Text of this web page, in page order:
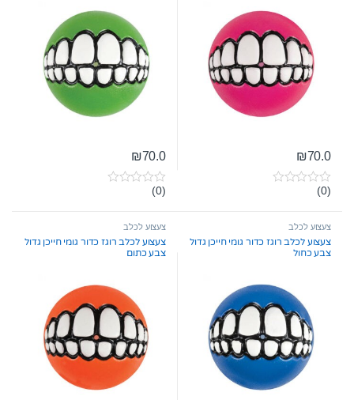
₪70.0
0
t
f
5
(0)
₪70.0
0
t
f
5
(0)
צעצוע לכלב
צעצוע לכלב רוגז כדור גומי חייכן גדול
צבע כחול
צעצוע לכלב
צעצוע לכלב רוגז כדור גומי חייכן גדול
צבע כתום